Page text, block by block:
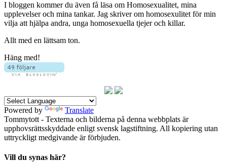
I bloggen kommer du även få läsa om Homosexualitet, mina
upplevelser och mina tankar. Jag skriver om homosexulitet för min
vilja att hjälpa andra, unga homosexuella tjejer och killar.
Allt med en lättsam ton.
Häng med!
Powered by
Translate
Tommytott - Texterna och bilderna på denna webbplats är
upphovsrättsskyddade enligt svensk lagstiftning. All kopiering utan
uttryckligt medgivande är förbjuden.
Vill du synas här?